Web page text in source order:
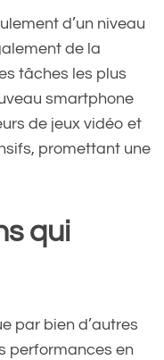
d’un niveau
de la
tâches les plus
smartphone
de jeux vidéo et
promettant une
qui
par bien d’autres
performances en